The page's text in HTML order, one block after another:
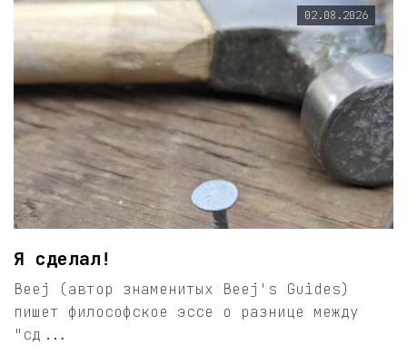
02.08.2026
Я сделал!
Beej (автор знаменитых Beej's Guides)
пишет философское эссе о разнице между
"сд...